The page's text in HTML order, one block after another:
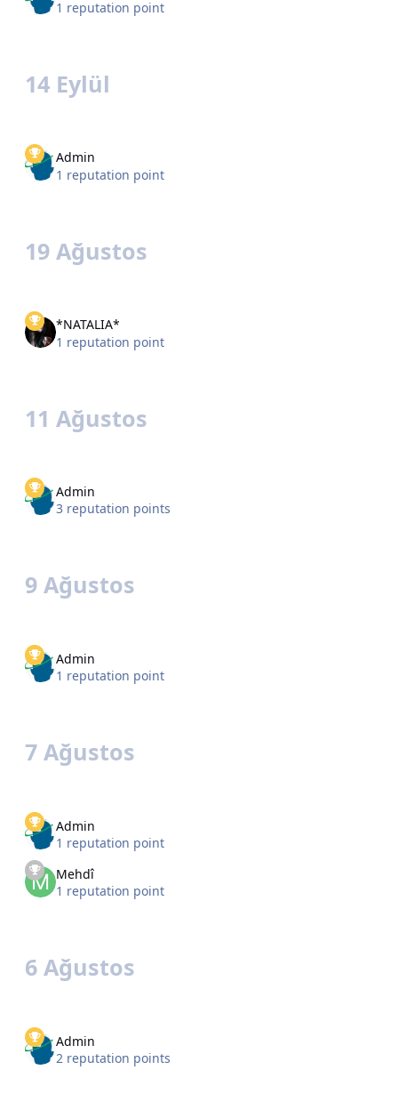
1 reputation point
14 Eylül
Admin
1 reputation point
19 Ağustos
*NATALIA*
1 reputation point
11 Ağustos
Admin
3 reputation points
9 Ağustos
Admin
1 reputation point
7 Ağustos
Admin
1 reputation point
Mehdî
1 reputation point
6 Ağustos
Admin
2 reputation points